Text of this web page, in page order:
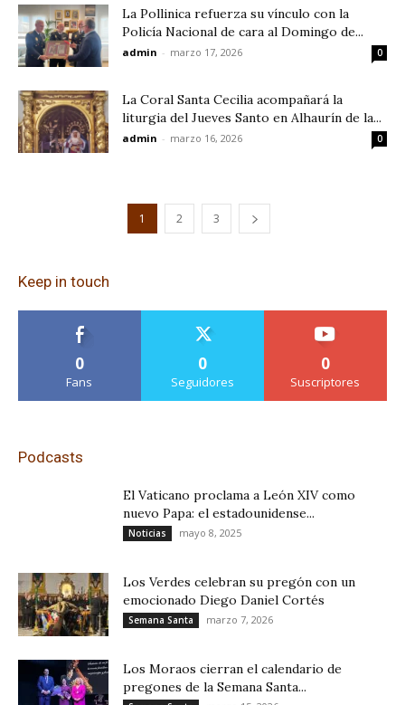
La Pollinica refuerza su vínculo con la
Policía Nacional de cara al Domingo de...
admin - marzo 17, 2026 0
La Coral Santa Cecilia acompañará la
liturgia del Jueves Santo en Alhaurín de la...
admin - marzo 16, 2026 0
1 2 3
Keep in touch
0
Fans
0
Seguidores
0
Suscriptores
Podcasts
El Vaticano proclama a León XIV como
nuevo Papa: el estadounidense...
Noticias mayo 8, 2025
Los Verdes celebran su pregón con un
emocionado Diego Daniel Cortés
Semana Santa marzo 7, 2026
Los Moraos cierran el calendario de
pregones de la Semana Santa...